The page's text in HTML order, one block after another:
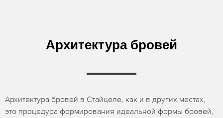
Архитектура бровей
Архитектура бровей в Стайцеле, как и в других местах,
это процедура формирования идеальной формы бровей,